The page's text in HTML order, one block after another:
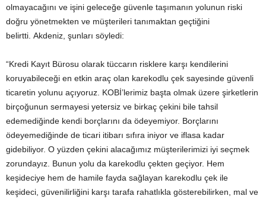
olmayacağını ve işini geleceğe güvenle taşımanın yolunun riski
doğru yönetmekten ve müşterileri tanımaktan geçtiğini
belirtti. Akdeniz, şunları söyledi:
“Kredi Kayıt Bürosu olarak tüccarın risklere karşı kendilerini
koruyabileceği en etkin araç olan karekodlu çek sayesinde güvenli
ticaretin yolunu açıyoruz. KOBİ’lerimiz başta olmak üzere şirketlerin
birçoğunun sermayesi yetersiz ve birkaç çekini bile tahsil
edemediğinde kendi borçlarını da ödeyemiyor. Borçlarını
ödeyemediğinde de ticari itibarı sıfıra iniyor ve iflasa kadar
gidebiliyor. O yüzden çekini alacağımız müşterilerimizi iyi seçmek
zorundayız. Bunun yolu da karekodlu çekten geçiyor. Hem
keşideciye hem de hamile fayda sağlayan karekodlu çek ile
keşideci, güvenilirliğini karşı tarafa rahatlıkla gösterebilirken, mal ve